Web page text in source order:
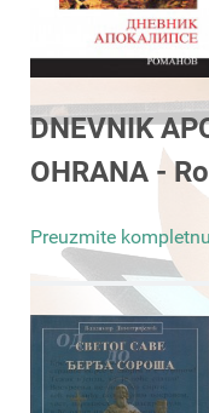
DNEVNIK
OHRANA -
Preuzmite